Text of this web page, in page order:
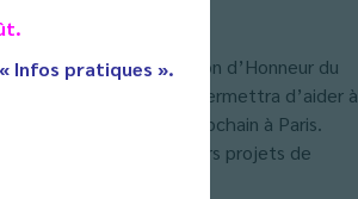
Infos pratiques ».
Membres de la Légion d’Honneur du
Gourgues. Ce chèque permettra d’aider à
jeunesse le 26 mai prochain à Paris.
pour ce soutien à leurs projets de